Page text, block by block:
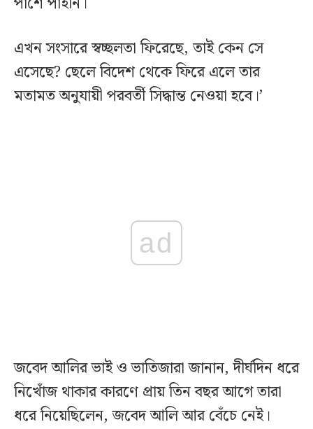
এখন সংসারে স্বচ্ছলতা ফিরেছে, তাই কেন সে
এসেছে? ছেলে বিদেশ থেকে ফিরে এলে তার
মতামত অনুযায়ী পরবর্তী সিদ্ধান্ত নেওয়া হবে।’
ad
জবেদ আলির ভাই ও ভাতিজারা জানান, দীর্ঘদিন ধরে
নিখোঁজ থাকার কারণে প্রায় তিন বছর আগে তারা
ধরে নিয়েছিলেন, জবেদ আলি আর বেঁচে নেই।